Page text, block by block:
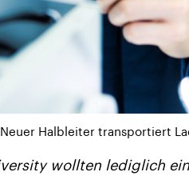
Halbleiter transportiert
wollten lediglich